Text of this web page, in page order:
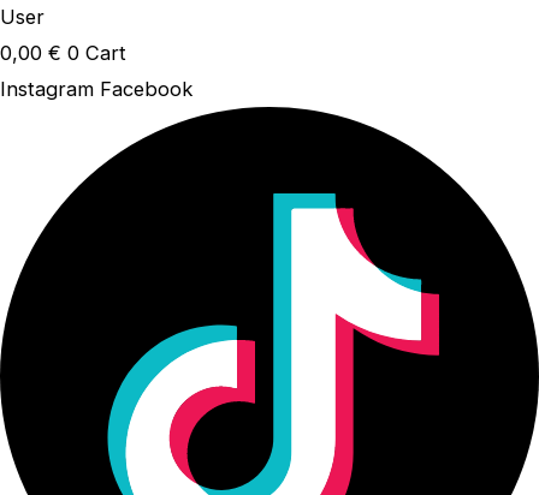
User
0,00 € 0 Cart
Instagram Facebook